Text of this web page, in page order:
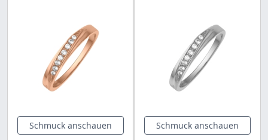
Schmuck anschauen Schmuck anschauen